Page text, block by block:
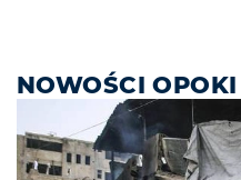
NOWOŚCI OPOKI